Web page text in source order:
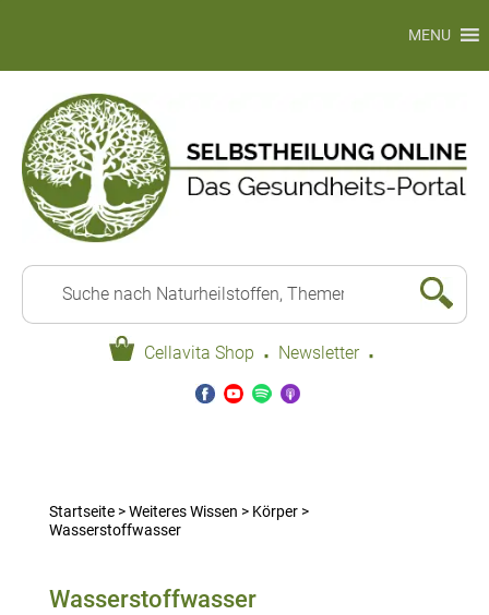
Cellavita Shop · Newsletter ·
MENU
Startseite>Weiteres Wissen > Körper>
Wasserstoffwasser
Wasserstoffwasser